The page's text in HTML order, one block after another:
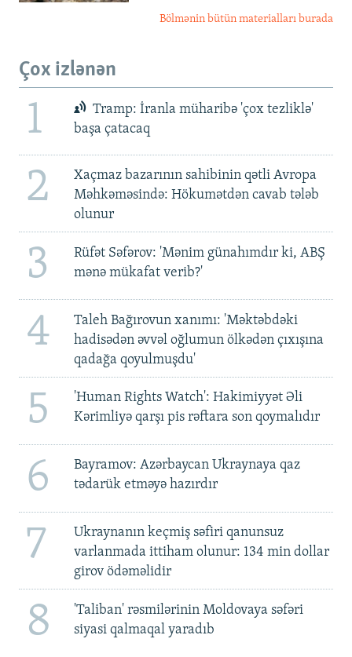
Bölmənin bütün materialları burada
Çox izlənən
1
Tramp: İranla müharibə 'çox tezliklə'
başa çatacaq
2
Xaçmaz bazarının sahibinin qətli Avropa
Məhkəməsində: Hökumətdən cavab tələb
olunur
3
Rüfət Səfərov: 'Mənim günahımdır ki, ABŞ
mənə mükafat verib?'
4
Taleh Bağırovun xanımı: 'Məktəbdəki
hadisədən əvvəl oğlumun ölkədən çıxışına
qadağa qoyulmuşdu'
5
'Human Rights Watch': Hakimiyyət Əli
Kərimliyə qarşı pis rəftara son qoymalıdır
6
Bayramov: Azərbaycan Ukraynaya qaz
tədarük etməyə hazırdır
7
Ukraynanın keçmiş səfiri qanunsuz
varlanmada ittiham olunur: 134 min dollar
girov ödəməlidir
8
'Taliban' rəsmilərinin Moldovaya səfəri
siyasi qalmaqal yaradıb